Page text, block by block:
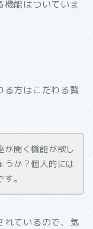
機能はついていま
る方はこだわる贅
が開く機能が欲し
うか？個人的には
。
れているので、気